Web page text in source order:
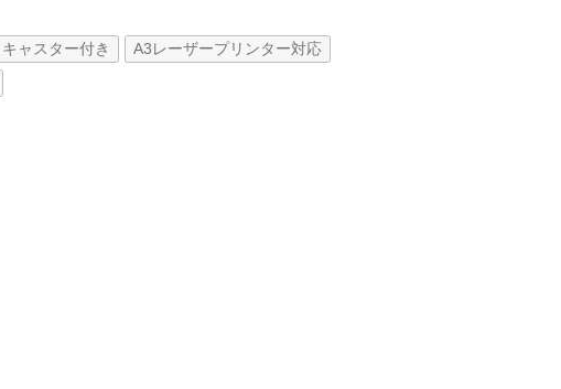
キャスター付き A3レーザープリンター対応